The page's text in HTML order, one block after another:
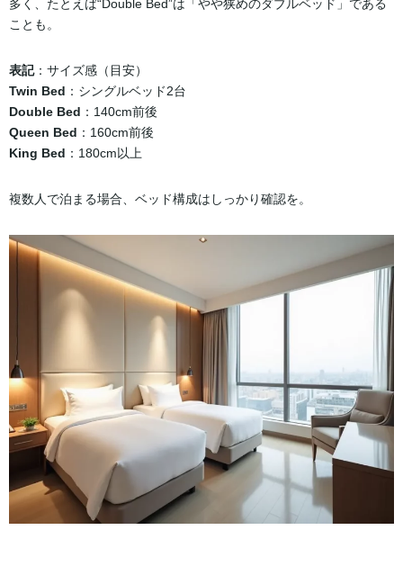
多く、たとえば“Double Bed”は「やや狭めのダブルベッド」である
ことも。
表記：サイズ感（目安）
Twin Bed ：シングルベッド2台
Double Bed ：140cm前後
Queen Bed ：160cm前後
King Bed ：180cm以上
複数人で泊まる場合、ベッド構成はしっかり確認を。